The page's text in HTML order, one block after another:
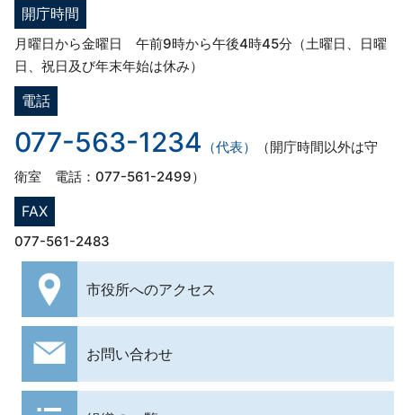
開庁時間
月曜日から金曜日 午前9時から午後4時45分（土曜日、日曜
日、祝日及び年末年始は休み）
電話
077-563-1234 （代表）
（開庁時間以外は守
衛室 電話：077-561-2499）
FAX
077-561-2483
市役所へのアクセス
お問い合わせ